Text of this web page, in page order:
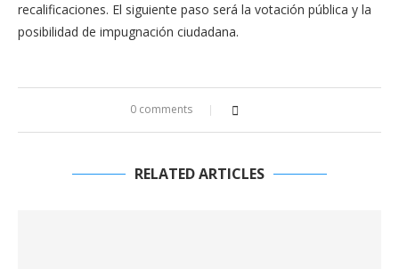
recalificaciones. El siguiente paso será la votación pública y la
posibilidad de impugnación ciudadana.
0 comments
RELATED ARTICLES